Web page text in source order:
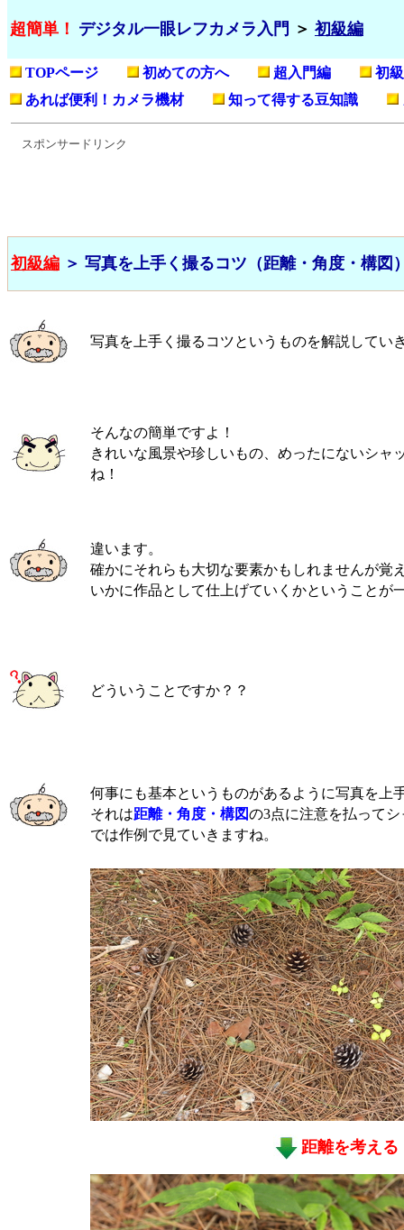
超簡単！ デジタル一眼レフカメラ入門 ＞ 初級編
TOPページ 初めての方へ 超入門編
初
あれば便利！カメラ機材
知って得する豆知識
スポンサードリンク
初級編 ＞ 写真を上手く撮るコツ（距離・角度・構図
写真を上手く撮るコツというものを解説してい
そんなの簡単ですよ！
きれいな風景や珍しいもの、めったにないシ
ね！
違います。
確かにそれらも大切な要素かもしれませんが覚
いかに作品として仕上げていくかということが
どういうことですか？？
何事にも基本というものがあるように写真を上
それは距離・角度・構図の3点に注意を払って
では作例で見ていきますね。
距離を考える